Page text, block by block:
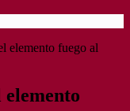
elemento fuego al